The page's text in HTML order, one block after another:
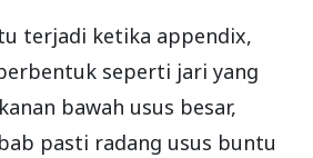
terjadi ketika appendix,
seperti jari yang
bawah usus besar,
pasti radang usus buntu